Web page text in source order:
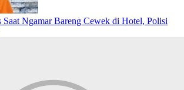
Saat Ngamar Bareng Cewek di Hotel, Polisi